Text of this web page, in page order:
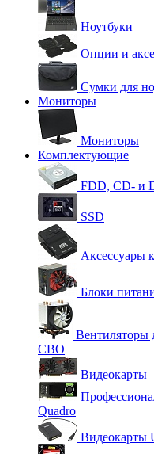
Ноутбуки
Опции и
Сумки для
Мониторы
Мониторы
Комплектующие
FDD, CD- и
SSD
Аксессуары
Блоки
Вентиляторы
СВО
Видеокарты
Quadro
Видеокарты